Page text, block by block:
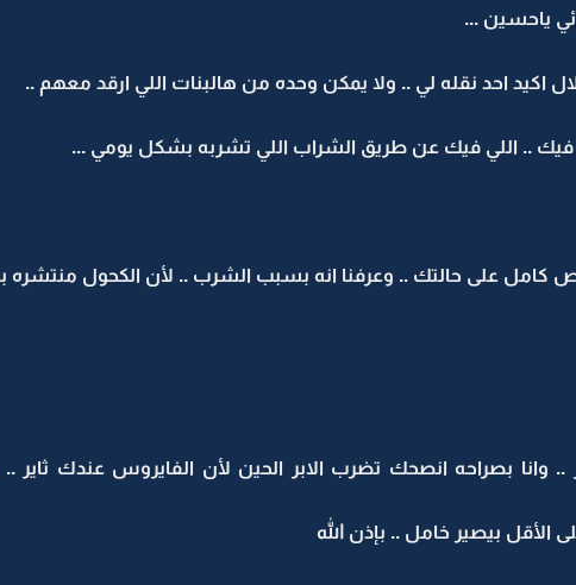
ياحسين ...
اكيد احد نقله لي .. ولا يمكن وحده من هالبنات اللي ارقد معهم ..
فيك .. اللي فيك عن طريق الشراب اللي تشربه بشكل يومي ...
كامل على حالتك .. وعرفنا انه بسبب الشرب .. لأن الكحول
بصراحه انصحك تضرب الابر الحين لأن الفايروس عندك ثاير
الأقل بيصير خامل .. بإذن الله